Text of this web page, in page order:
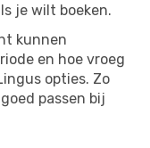
je wilt boeken.
kunnen
en hoe vroeg
opties. Zo
passen bij